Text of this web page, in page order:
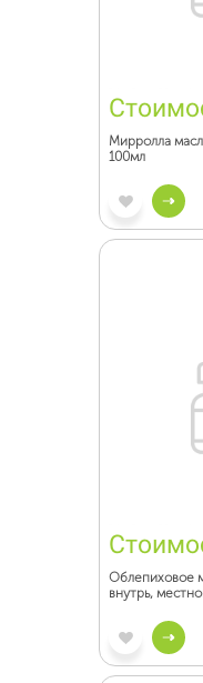
Мирролла
100мл
Облепиховое
внутрь,